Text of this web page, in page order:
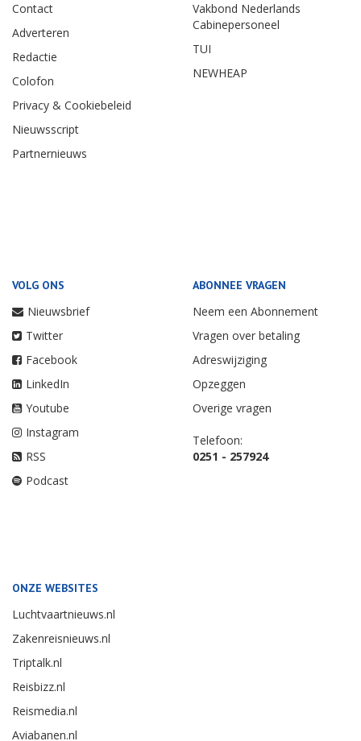
Contact
Adverteren
Redactie
Colofon
Privacy & Cookiebeleid
Nieuwsscript
Partnernieuws
Vakbond Nederlands
Cabinepersoneel
TUI
NEWHEAP
VOLG ONS
Nieuwsbrief
Twitter
Facebook
LinkedIn
Youtube
Instagram
RSS
Podcast
ABONNEE VRAGEN
Neem een Abonnement
Vragen over betaling
Adreswijziging
Opzeggen
Overige vragen
Telefoon:
0251 - 257924
ONZE WEBSITES
Luchtvaartnieuws.nl
Zakenreisnieuws.nl
Triptalk.nl
Reisbizz.nl
Reismedia.nl
Aviabanen.nl